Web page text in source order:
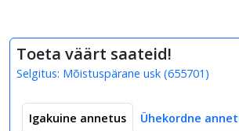
Toeta väärt saateid!
Selgitus: Mõistuspärane usk (655701 )
Igakuine annetus Ühekordne